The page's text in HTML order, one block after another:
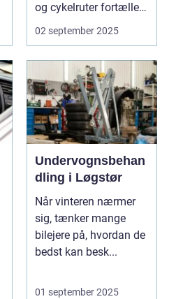
og cykelruter fortæller
e...
02 september 2025
Undervognsbehan
dling i Løgstør
Når vinteren nærmer
sig, tænker mange
bilejere på, hvordan de
bedst kan besk...
01 september 2025